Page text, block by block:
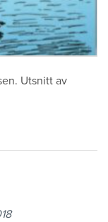
Utsnitt av